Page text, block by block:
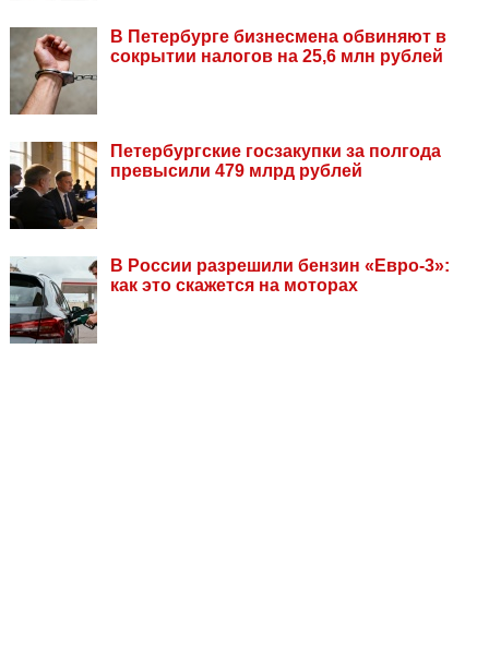
В Петербурге бизнесмена обвиняют в
сокрытии налогов на 25,6 млн рублей
Петербургские госзакупки за полгода
превысили 479 млрд рублей
В России разрешили бензин «Евро-3»:
как это скажется на моторах